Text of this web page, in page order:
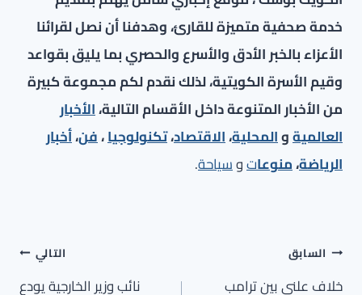
خدمة صحفية متميزة للقارئ، وهدفنا أن نصل لقرائنا
الأعزاء بالخبر الأدق والأسرع والحصري بما يليق بقواعد
وقيم الأسرة الكويتية، لذلك نقدم لكم مجموعة كبيرة
من الأخبار المتنوعة داخل الأقسام التالية،الأخبار
العالميةوالمحلية،الاقتصاد،تكنولوجيا،فن،أخبار
الرياضة،منوعاتوسياحة.
تصفّح
المقالات
السابق
خلاف علني بين ترامب
التالي
نائب وزير الخارجية يودع